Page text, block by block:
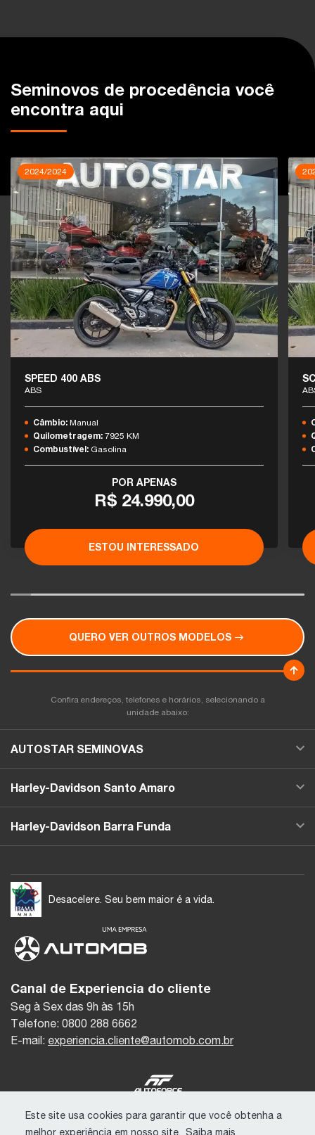
Este site usa cookies para garantir que você obtenha a
melhor experiência em nosso site.
Saiba mais
Seminovos de procedência você
encontra aqui
2024/2024
SPEED 400 ABS
ABS
Câmbio: Manual
Quilometragem: 7925 KM
Combustível: Gasolina
POR APENAS
R$ 24.990,00
ESTOU INTERESSADO
QUERO VER OUTROS MODELOS
Confira endereços, telefones e horários, selecionando a
unidade abaixo:
AUTOSTAR SEMINOVAS
Harley-Davidson Santo Amaro
Harley-Davidson Barra Funda
Desacelere. Seu bem maior é a vida.
Canal de Experiencia do cliente
Seg à Sex das 9h às 15h
Telefone: 0800 288 6662
E-mail: experiencia.cliente@automob.com.br
© Copyright 2026
AutoForce - Todos os direitos reservados.